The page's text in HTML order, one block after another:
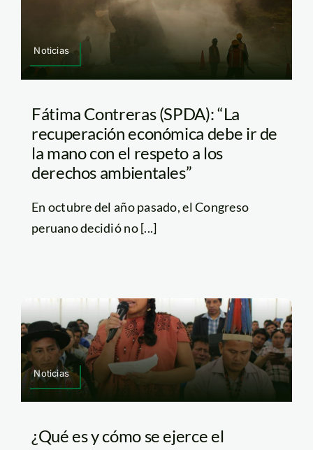
Noticias
Fátima Contreras (SPDA): “La
recuperación económica debe ir de
la mano con el respeto a los
derechos ambientales”
En octubre del año pasado, el Congreso
peruano decidió no [...]
Noticias
¿Qué es y cómo se ejerce el